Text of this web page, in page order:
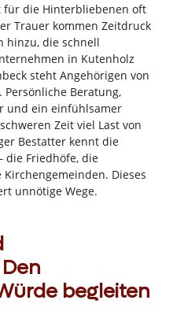
für die Hinterbliebenen oft
Trauer kommen Zeitdruck
hinzu, die schnell
in Kutenholz
steht Angehörigen von
Beratung,
und ein einfühlsamer
Zeit viel Last von
Bestatter kennt die
die Friedhöfe, die
Dieses
unnötige Wege.
begleiten